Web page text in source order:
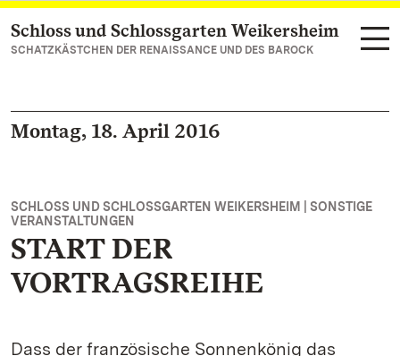
Zum Hauptinhalt springen
Schloss und Schlossgarten Weikersheim
SCHATZKÄSTCHEN DER RENAISSANCE UND DES BAROCK
Montag, 18. April 2016
SCHLOSS UND SCHLOSSGARTEN WEIKERSHEIM | SONSTIGE
VERANSTALTUNGEN
START DER
VORTRAGSREIHE
Dass der französische Sonnenkönig das